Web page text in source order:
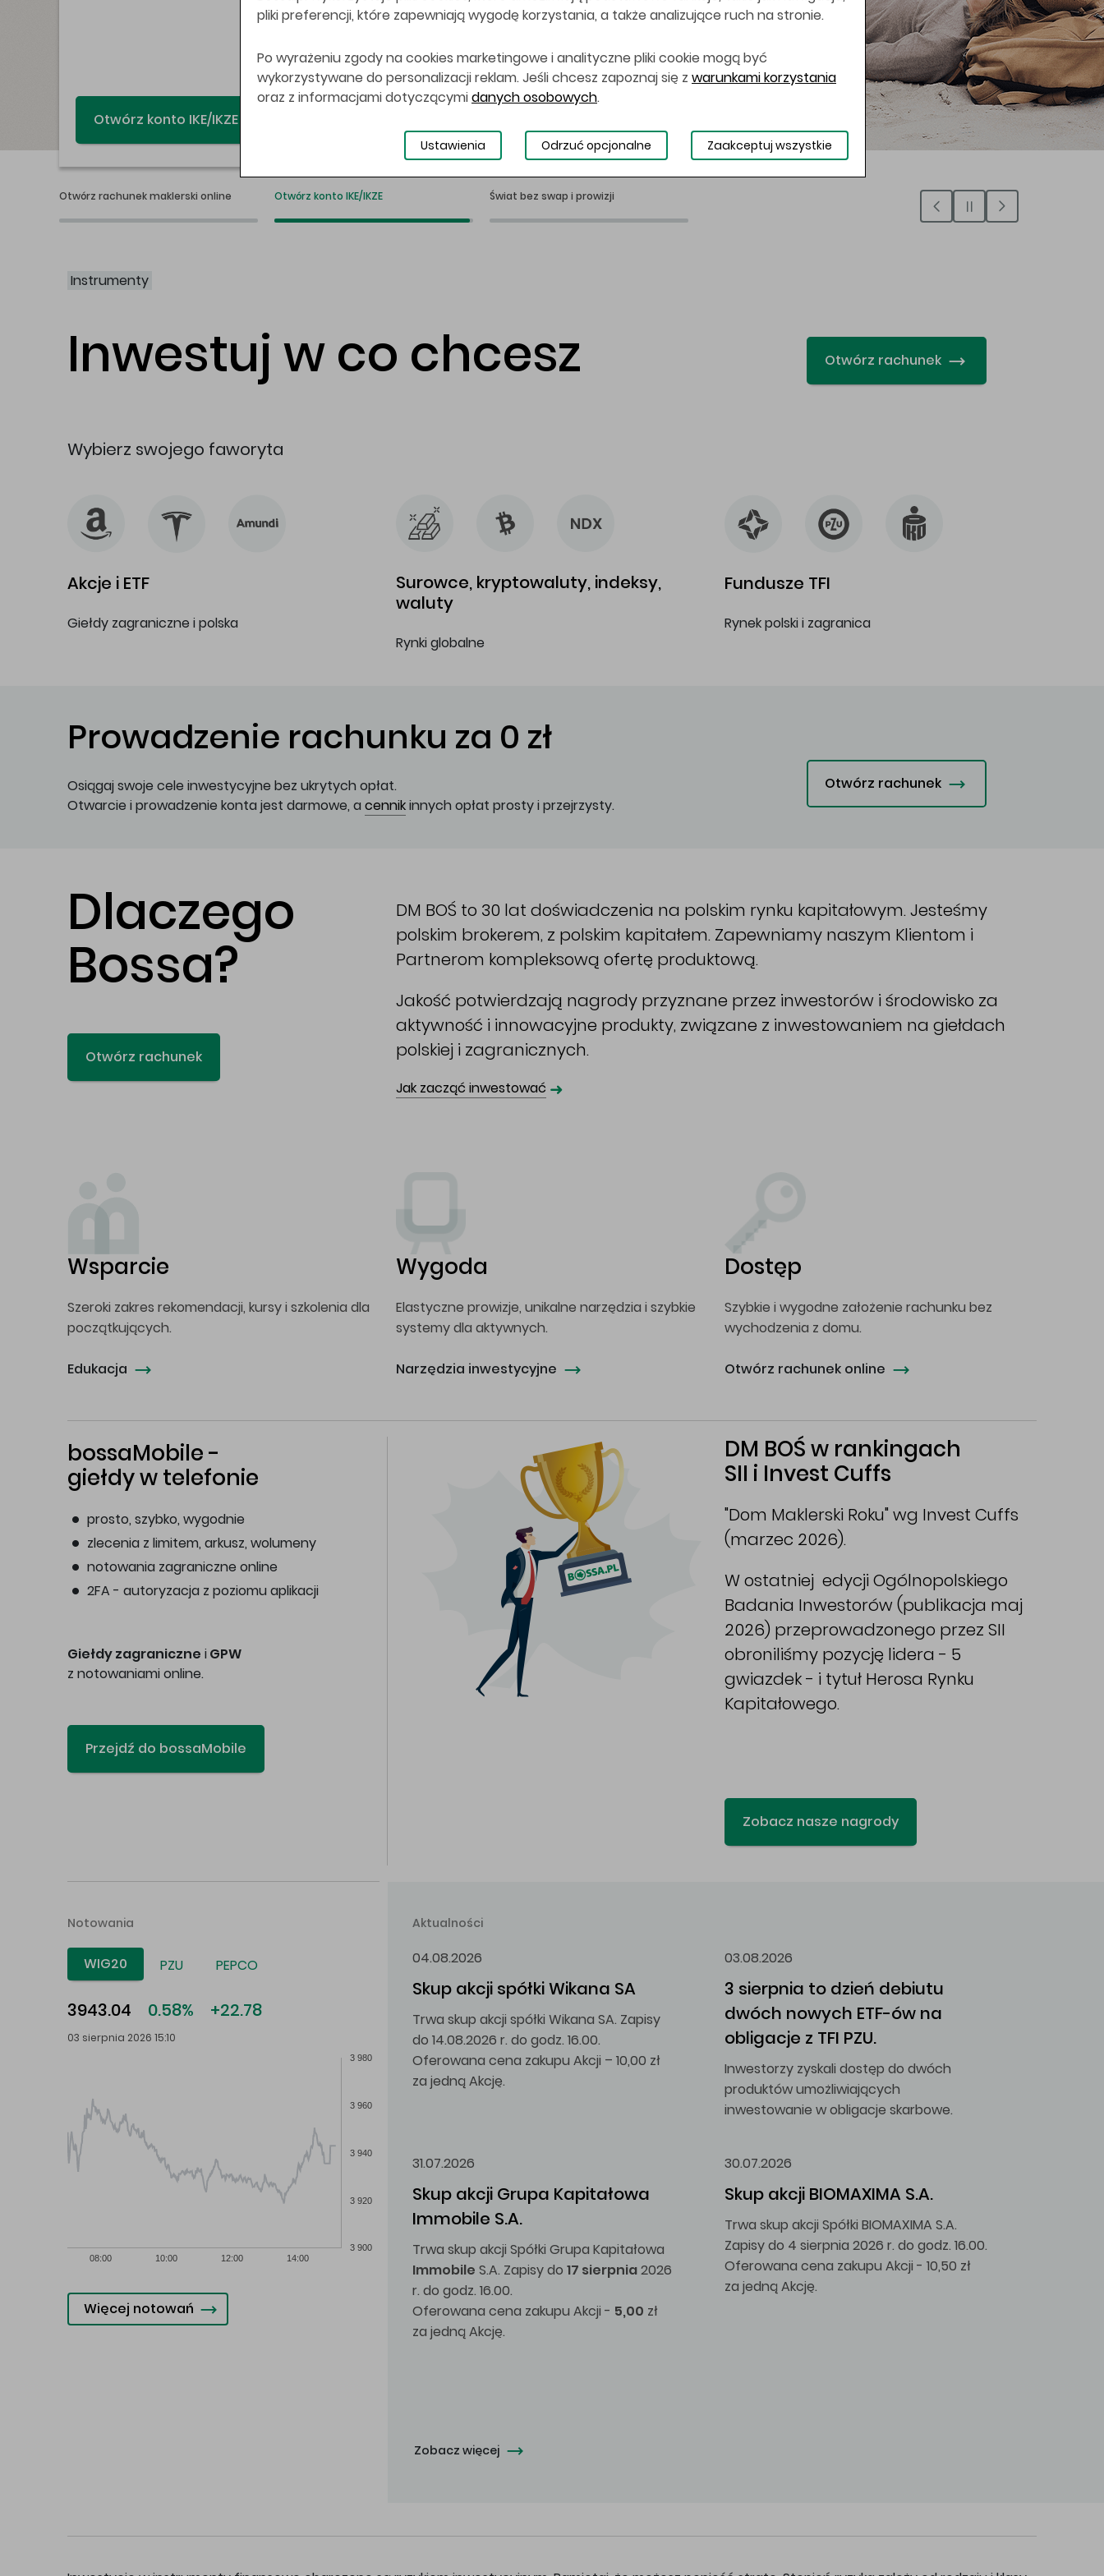
Świat bez swap
Otwórz rachunek maklerski online Otwórz konto IKE/IKZE Świat bez swap i prowizji
Instrumenty
Inwestuj w co chcesz Otwórz rachunek
Wybierz swojego faworyta
Akcje i ETF
Giełdy zagraniczne i polska
Surowce, kryptowaluty, indeksy,
waluty
Rynki globalne
Fundusze TFI
Rynek polski i zagranica
Prowadzenie rachunku za 0 zł
Osiągaj swoje cele inwestycyjne bez ukrytych opłat.
Otwarcie i prowadzenie konta jest darmowe, a cennikinnych opłat prosty i przejrzysty.
Otwórz rachunek
Dlaczego
Bossa?
Otwórz rachunek
DM BOŚ to 30 lat doświadczenia na polskim rynku kapitałowym. Jesteśmy
polskim brokerem, z polskim kapitałem. Zapewniamy naszym Klientom i
Partnerom kompleksową ofertę produktową.
Jakość potwierdzają nagrody przyznane przez inwestorów i środowisko za
aktywność i innowacyjne produkty, związane z inwestowaniem na giełdach
polskiej i zagranicznych.
Jak zacząć inwestować ➜
Wsparcie
Szeroki zakres rekomendacji, kursy i szkolenia dla
początkujących.
Edukacja
Wygoda
Elastyczne prowizje, unikalne narzędzia i szybkie
systemy dla aktywnych.
Narzędzia inwestycyjne
Dostęp
Szybkie i wygodne założenie rachunku bez
wychodzenia z domu.
Otwórz rachunek online
bossaMobile -
giełdy w telefonie
prosto, szybko, wygodnie
zlecenia z limitem, arkusz, wolumeny
notowania zagraniczne online
2FA - autoryzacja z poziomu aplikacji
Giełdy zagraniczne i GPW
z notowaniami online.
Przejdź do bossaMobile
DM BOŚ w rankingach
SII i Invest Cuffs
"Dom Maklerski Roku" wg Invest Cuffs
(marzec 2026).
W ostatniej edycji Ogólnopolskiego
Badania Inwestorów (publikacja maj
2026) przeprowadzonego przez SII
obroniliśmy pozycję lidera - 5
gwiazdek - i tytuł Herosa Rynku
Kapitałowego.
Zobacz nasze nagrody
Notowania
WIG20 PZU PEPCO
3943.04 0.58% +22.78
03 sierpnia 2026 15:10
08:00 10:00 12:00 14:00
3 900
3 920
3 940
3 960
3 980
Więcej notowań
Aktualności
04.08.2026
Skup akcji spółki Wikana SA
Trwa skup akcji spółki Wikana SA. Zapisy
do 14.08.2026 r. do godz. 16.00.
Oferowana cena zakupu Akcji – 10,00 zł
za jedną Akcję.
03.08.2026
3 sierpnia to dzień debiutu
dwóch nowych ETF-ów na
obligacje z TFI PZU.
Inwestorzy zyskali dostęp do dwóch
produktów umożliwiających
inwestowanie w obligacje skarbowe.
31.07.2026
Skup akcji Grupa Kapitałowa
Immobile S.A.
Trwa skup akcji Spółki Grupa Kapitałowa
Immobile S.A. Zapisy do 17 sierpnia2026
r. do godz. 16.00.
Oferowana cena zakupu Akcji - 5,00 zł
za jedną Akcję.
30.07.2026
Skup akcji BIOMAXIMA S.A.
Trwa skup akcji Spółki BIOMAXIMA S.A.
Zapisy do 4 sierpnia 2026 r. do godz. 16.00.
Oferowana cena zakupu Akcji - 10,50 zł
za jedną Akcję.
Zobacz więcej
pliki preferencji, które zapewniają wygodę korzystania, a także analizujące ruch na stronie.
Po wyrażeniu zgody na cookies marketingowe i analityczne pliki cookie mogą być
wykorzystywane do personalizacji reklam. Jeśli chcesz zapoznaj się z warunkami korzystania
oraz z informacjami dotyczącymidanych osobowych.
Ustawienia Odrzuć opcjonalne Zaakceptuj wszystkie